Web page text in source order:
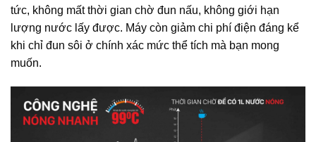
tức, không mất thời gian chờ đun nấu, không giới hạn
lượng nước lấy được. Máy còn giảm chi phí điện đáng kể
khi chỉ đun sôi ở chính xác mức thể tích mà bạn mong
muốn.